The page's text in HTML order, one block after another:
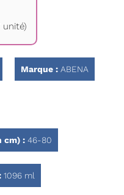
unité)
Marque : ABENA
cm) : 46-80
1096 ml